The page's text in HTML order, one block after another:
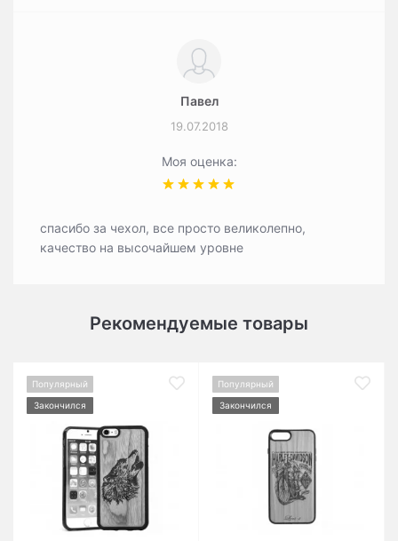
Павел
19.07.2018
Моя оценка:
спасибо за чехол, все просто великолепно,
качество на высочайшем уровне
Рекомендуемые товары
Популярный
Закончился
Популярный
Закончился